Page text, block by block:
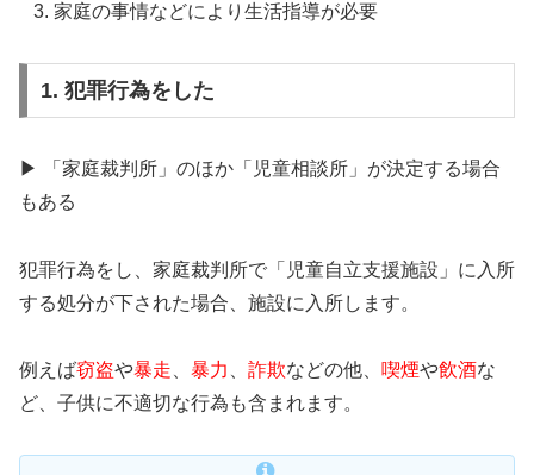
家庭の事情などにより生活指導が必要
1. 犯罪行為をした
▶ 「家庭裁判所」のほか「児童相談所」が決定する場合
もある
犯罪行為をし、家庭裁判所で「児童自立支援施設」に入所
する処分が下された場合、施設に入所します。
例えば窃盗や暴走、 暴力 、 詐欺などの他、 喫煙や飲酒な
ど、子供に不適切な行為も含まれます。